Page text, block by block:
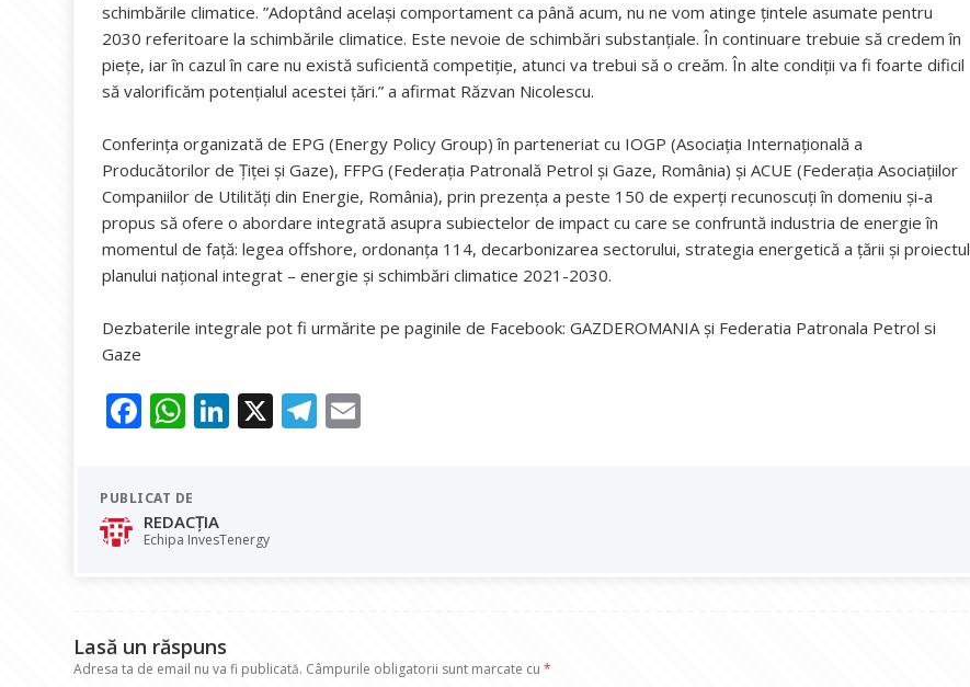
schimbările climatice. ”Adoptând același comportament ca până acum, nu ne vom atinge țintele asumate pentru
2030 referitoare la schimbările climatice. Este nevoie de schimbări substanțiale. În continuare trebuie să credem în
piețe, iar în cazul în care nu există suficientă competiție, atunci va trebui să o creăm. În alte condiții va fi foarte dificil
să valorificăm potențialul acestei țări.” a afirmat Răzvan Nicolescu.
Conferința organizată de EPG (Energy Policy Group) în parteneriat cu IOGP (Asociația Internațională a
Producătorilor de Țiței și Gaze), FFPG (Federația Patronală Petrol și Gaze, România) și ACUE (Federația Asociațiilor
Companiilor de Utilități din Energie, România), prin prezența a peste 150 de experți recunoscuți în domeniu și-a
propus să ofere o abordare integrată asupra subiectelor de impact cu care se confruntă industria de energie în
momentul de față: legea offshore, ordonanța 114, decarbonizarea sectorului, strategia energetică a țării și proiectul
planului național integrat – energie și schimbări climatice 2021-2030.
Dezbaterile integrale pot fi urmărite pe paginile de Facebook: GAZDEROMANIA și Federatia Patronala Petrol si
Gaze
F
e
b
o
W
at
s
A
Li
dI
X T
PUBLICAT DE
REDACȚIA
Echipa InvesTenergy
Lasă un răspuns
Adresa ta de email nu va fi publicată. Câmpurile obligatorii sunt marcate cu*